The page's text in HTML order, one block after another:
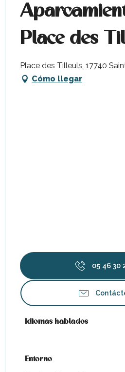
Place des
Place des Tilleuls, 17740
Cómo llegar
05 46 30
Idiomas hablados
Idiomas hablados
Entorno
Entorno